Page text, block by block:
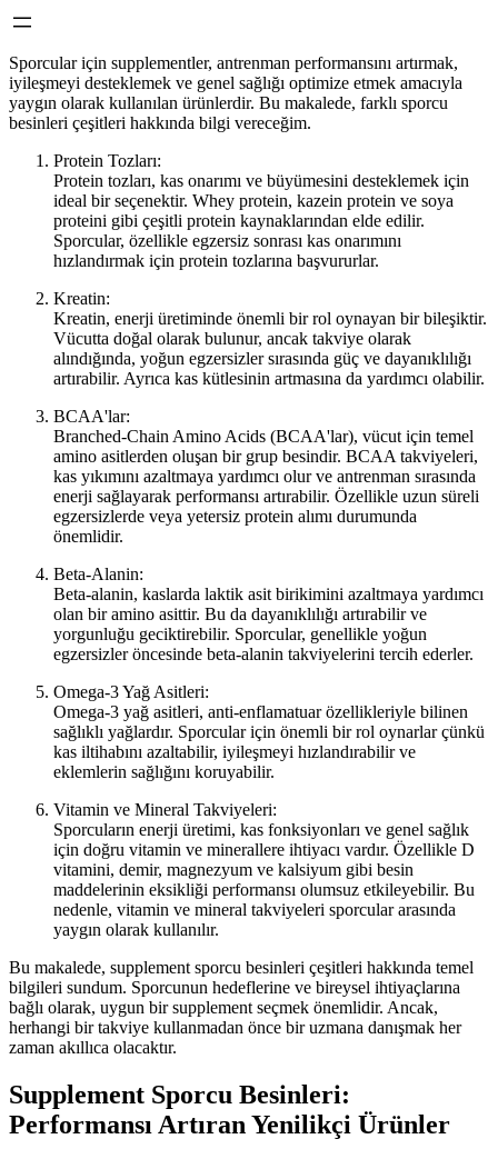
Sporcular için supplementler, antrenman performansını artırmak,
iyileşmeyi desteklemek ve genel sağlığı optimize etmek amacıyla
yaygın olarak kullanılan ürünlerdir. Bu makalede, farklı sporcu
besinleri çeşitleri hakkında bilgi vereceğim.
Protein Tozları:
Protein tozları, kas onarımı ve büyümesini desteklemek için
ideal bir seçenektir. Whey protein, kazein protein ve soya
proteini gibi çeşitli protein kaynaklarından elde edilir.
Sporcular, özellikle egzersiz sonrası kas onarımını
hızlandırmak için protein tozlarına başvururlar.
Kreatin:
Kreatin, enerji üretiminde önemli bir rol oynayan bir bileşiktir.
Vücutta doğal olarak bulunur, ancak takviye olarak
alındığında, yoğun egzersizler sırasında güç ve dayanıklılığı
artırabilir. Ayrıca kas kütlesinin artmasına da yardımcı olabilir.
BCAA'lar:
Branched-Chain Amino Acids (BCAA'lar), vücut için temel
amino asitlerden oluşan bir grup besindir. BCAA takviyeleri,
kas yıkımını azaltmaya yardımcı olur ve antrenman sırasında
enerji sağlayarak performansı artırabilir. Özellikle uzun süreli
egzersizlerde veya yetersiz protein alımı durumunda
önemlidir.
Beta-Alanin:
Beta-alanin, kaslarda laktik asit birikimini azaltmaya yardımcı
olan bir amino asittir. Bu da dayanıklılığı artırabilir ve
yorgunluğu geciktirebilir. Sporcular, genellikle yoğun
egzersizler öncesinde beta-alanin takviyelerini tercih ederler.
Omega-3 Yağ Asitleri:
Omega-3 yağ asitleri, anti-enflamatuar özellikleriyle bilinen
sağlıklı yağlardır. Sporcular için önemli bir rol oynarlar çünkü
kas iltihabını azaltabilir, iyileşmeyi hızlandırabilir ve
eklemlerin sağlığını koruyabilir.
Vitamin ve Mineral Takviyeleri:
Sporcuların enerji üretimi, kas fonksiyonları ve genel sağlık
için doğru vitamin ve minerallere ihtiyacı vardır. Özellikle D
vitamini, demir, magnezyum ve kalsiyum gibi besin
maddelerinin eksikliği performansı olumsuz etkileyebilir. Bu
nedenle, vitamin ve mineral takviyeleri sporcular arasında
yaygın olarak kullanılır.
Bu makalede, supplement sporcu besinleri çeşitleri hakkında temel
bilgileri sundum. Sporcunun hedeflerine ve bireysel ihtiyaçlarına
bağlı olarak, uygun bir supplement seçmek önemlidir. Ancak,
herhangi bir takviye kullanmadan önce bir uzmana danışmak her
zaman akıllıca olacaktır.
Supplement Sporcu Besinleri:
Performansı Artıran Yenilikçi Ürünler